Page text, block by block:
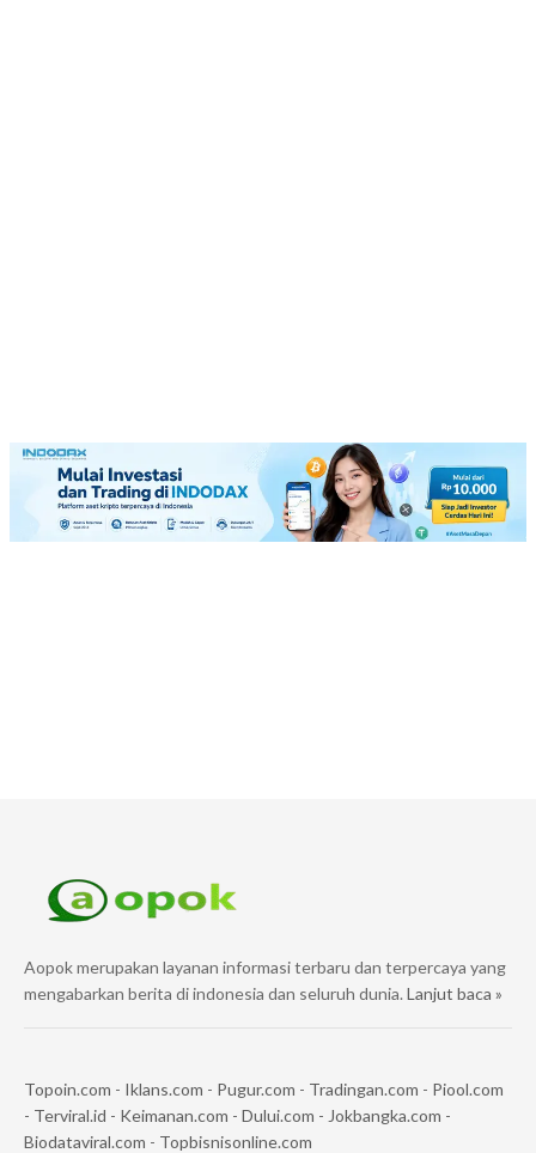
Aopok merupakan layanan informasi terbaru dan terpercaya yang
mengabarkan berita di indonesia dan seluruh dunia. Lanjut baca »
Topoin.com - Iklans.com - Pugur.com - Tradingan.com - Piool.com
- Terviral.id - Keimanan.com - Dului.com - Jokbangka.com -
Biodataviral.com - Topbisnisonline.com